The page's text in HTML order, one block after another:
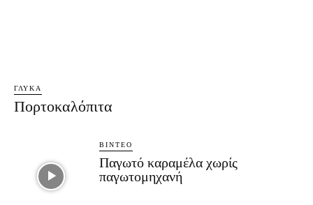
ΓΛΥΚΆ
Πορτοκαλόπιτα
ΒΊΝΤΕΟ
Παγωτό καραμέλα χωρίς
παγωτομηχανή